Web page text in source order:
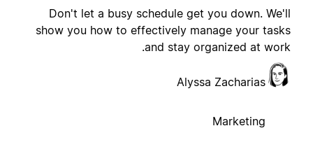
Don't let a busy schedule get you down.
show you how to effectively manage your
and stay organized at
Alyssa Zacharias
Marketing